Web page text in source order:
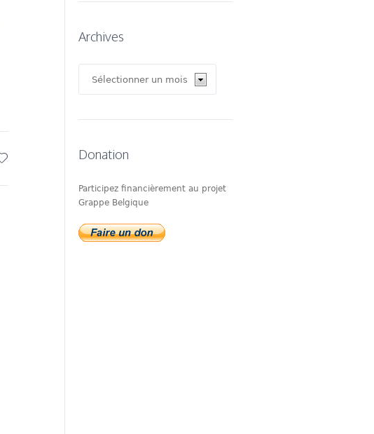
Archives
Donation
Participez financièrement au projet
Grappe Belgique